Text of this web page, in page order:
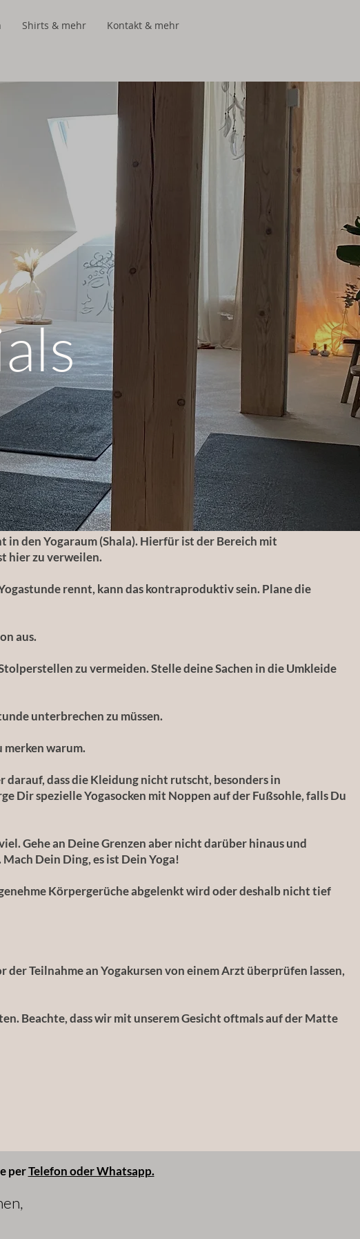
Shirts & mehr Kontakt & mehr
in den Yogaraum (Shala). Hierfür ist der Bereich mit
hier zu verweilen.
rennt, kann das kontraproduktiv sein. Plane die
aus.
zu vermeiden. Stelle deine Sachen in die Umkleide
unterbrechen zu müssen.
merken warum.
dass die Kleidung nicht rutscht, besonders in
Dir spezielle Yogasocken mit Noppen auf der Fußsohle, falls Du
Gehe an Deine Grenzen aber nicht darüber hinaus und
Dein Ding, es ist Dein Yoga!
Körpergerüche abgelenkt wird oder deshalb nicht tief
Teilnahme an Yogakursen von einem Arzt überprüfen lassen,
Beachte, dass wir mit unserem Gesicht oftmals auf der Matte
perTelefon oder Whatsapp.